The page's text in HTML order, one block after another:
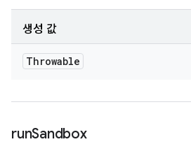
생성 값
Throwable
runSandbox